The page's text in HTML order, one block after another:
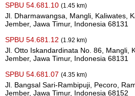
SPBU 54.681.10 (1.45 km)
Jl. Dharmawangsa, Mangli, Kaliwates,
Jember, Jawa Timur, Indonesia 68131
SPBU 54.681.12 (1.92 km)
Jl. Otto Iskandardinata No. 86, Mangli,
Jember, Jawa Timur, Indonesia 68131
SPBU 54.681.07 (4.35 km)
Jl. Bangsal Sari-Rambipuji, Pecoro,
Jember, Jawa Timur, Indonesia 68152